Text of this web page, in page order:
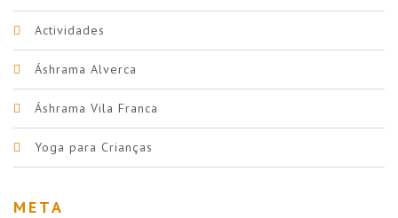
Actividades
Áshrama Alverca
Áshrama Vila Franca
Yoga para Crianças
META